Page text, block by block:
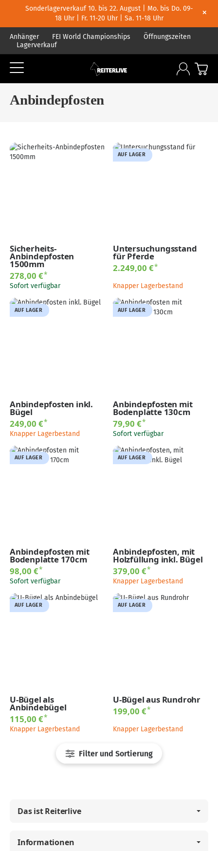
Sonderlagerverkauf 10. bis 22. August | Mo. bis Do. 09-
18 Uhr | Fr. 11-20 Uhr | Sa. 11-18 Uhr
×
Anhänger FEI World Championships
Öffnungszeiten
Lagerverkauf
Anbindepfosten
Filter und Sortierung
Sicherheits-
Anbindepfosten
1500mm
278,00 €*
Sofort verfügbar
AUF LAGER
Untersuchungsstand
für Pferde
2.249,00 €*
Knapper Lagerbestand
AUF LAGER
Anbindepfosten inkl.
Bügel
249,00 €*
Knapper Lagerbestand
AUF LAGER
Anbindepfosten mit
Bodenplatte 130cm
79,90 €*
Sofort verfügbar
AUF LAGER
Anbindepfosten mit
Bodenplatte 170cm
98,00 €*
Sofort verfügbar
AUF LAGER
Anbindepfosten, mit
Holzfüllung inkl. Bügel
379,00 €*
Knapper Lagerbestand
AUF LAGER
U-Bügel als
Anbindebügel
115,00 €*
Knapper Lagerbestand
AUF LAGER
U-Bügel aus Rundrohr
199,00 €*
Knapper Lagerbestand
Das ist Reiterlive
Informationen